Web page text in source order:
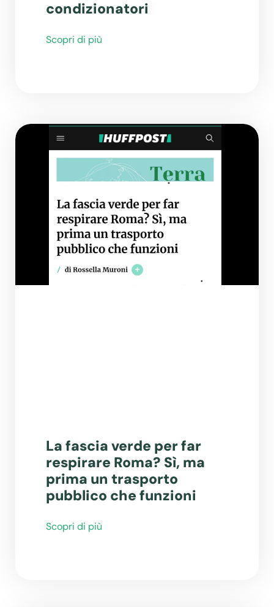
condizionatori
Scopri di più
La fascia verde per far
respirare Roma? Sì, ma
prima un trasporto
pubblico che funzioni
Scopri di più